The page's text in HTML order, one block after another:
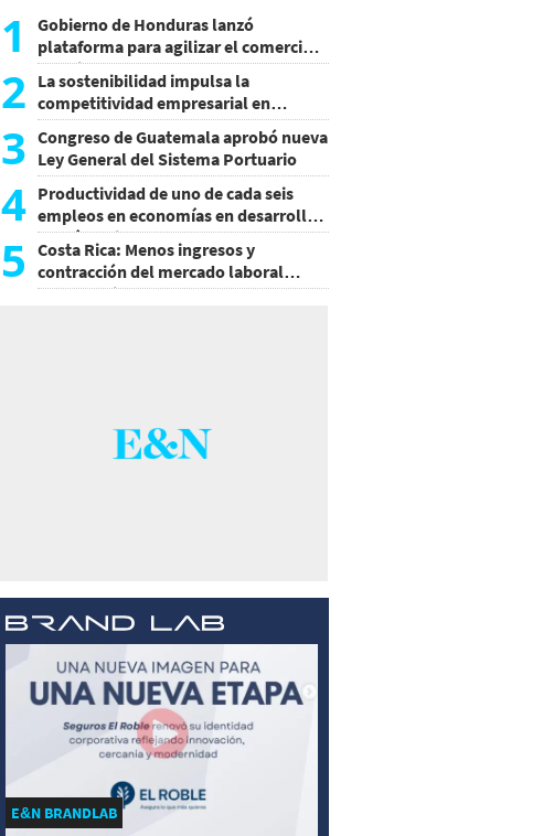
1
Gobierno de Honduras lanzó
plataforma para agilizar el comercio
exterior
2 La sostenibilidad impulsa la
competitividad empresarial en
Guatemala
3 Congreso de Guatemala aprobó nueva
Ley General del Sistema Portuario
4 Productividad de uno de cada seis
empleos en economías en desarrollo
podría mejorar por la IA
5
Costa Rica: Menos ingresos y
contracción del mercado laboral
causan baja del consumo
E&N BRANDLAB